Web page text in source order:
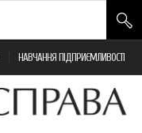
НАВЧАННЯ ПІДПРИЄМЛИВОСТІ